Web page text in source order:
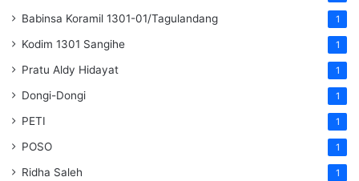
Babinsa Koramil 1301-01/Tagulandang 1
Kodim 1301 Sangihe 1
Pratu Aldy Hidayat 1
Dongi-Dongi 1
PETI 1
POSO 1
Ridha Saleh 1